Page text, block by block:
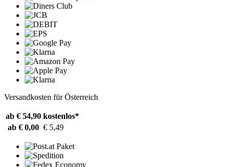
Versandkosten für Österreich
ab € 54,90 kostenlos*
ab € 0,00 € 5,49